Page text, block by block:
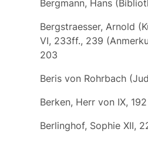
Bergmann, Hans
Bergstraesser, Arnold
VI, 233ff., 239
203
Beris von Rohrbach
Berken, Herr von IX, 192
Berlinghof, Sophie XII,